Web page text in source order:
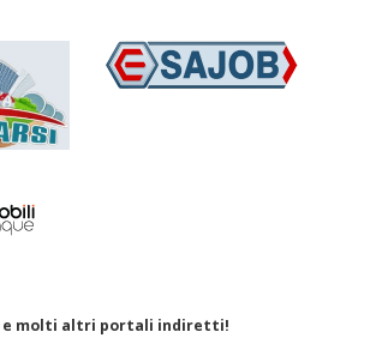
molti altri portali indiretti!